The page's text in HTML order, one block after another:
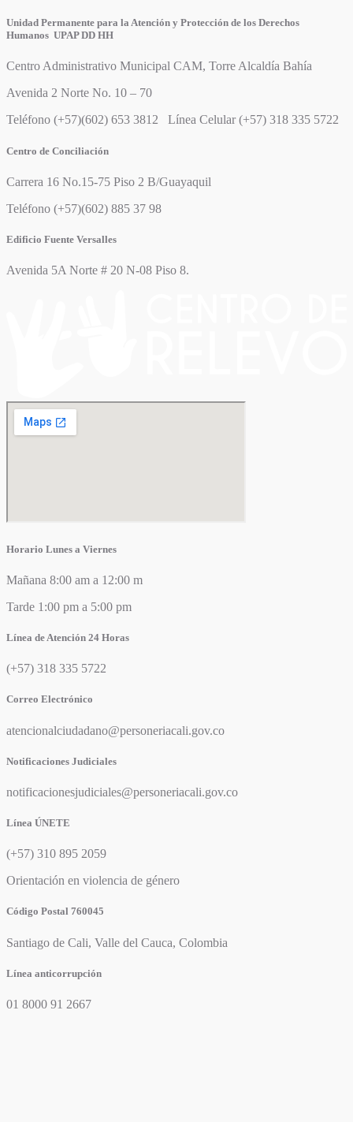
Unidad Permanente para la Atención y Protección de los Derechos
Humanos UPAP DD HH
Centro Administrativo Municipal CAM, Torre Alcaldía Bahía
Avenida 2 Norte No. 10 – 70
Teléfono (+57)(602) 653 3812 Línea Celular (+57) 318 335 5722
Centro de Conciliación
Carrera 16 No.15-75 Piso 2 B/Guayaquil
Teléfono (+57)(602) 885 37 98
Edificio Fuente Versalles
Avenida 5A Norte # 20 N-08 Piso 8.
Horario Lunes a Viernes
Mañana 8:00 am a 12:00 m
Tarde 1:00 pm a 5:00 pm
Línea de Atención 24 Horas
(+57) 318 335 5722
Correo Electrónico
atencionalciudadano@personeriacali.gov.co
Notificaciones Judiciales
notificacionesjudiciales@personeriacali.gov.co
Línea ÚNETE
(+57) 310 895 2059
Orientación en violencia de género
Código Postal 760045
Santiago de Cali, Valle del Cauca, Colombia
Línea anticorrupción
01 8000 91 2667